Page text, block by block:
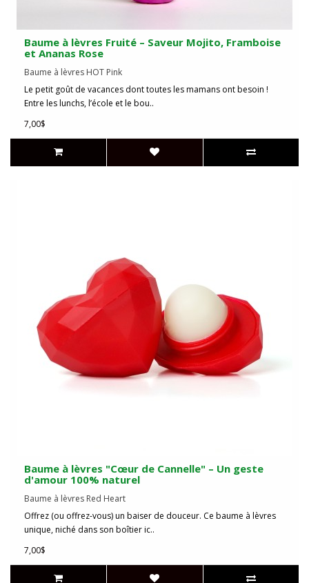
Baume à lèvres Fruité – Saveur Mojito, Framboise
et Ananas Rose
Baume à lèvres HOT Pink
Le petit goût de vacances dont toutes les mamans ont besoin !
Entre les lunchs, l’école et le bou..
7,00$
Baume à lèvres "Cœur de Cannelle" – Un geste
d'amour 100% naturel
Baume à lèvres Red Heart
Offrez (ou offrez-vous) un baiser de douceur. Ce baume à lèvres
unique, niché dans son boîtier ic..
7,00$